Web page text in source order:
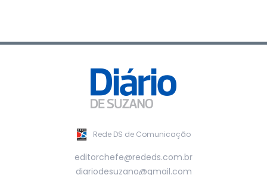
Rede DS de Comunicação
editorchefe@rededs.com.br
diariodesuzano@gmail.com